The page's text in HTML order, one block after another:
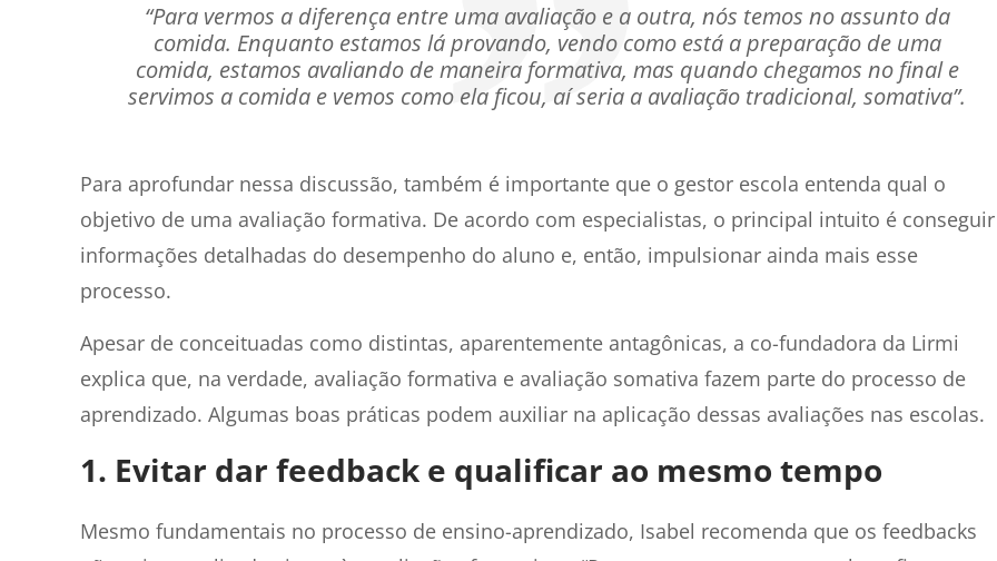
“Para vermos a diferença entre uma avaliação e a outra, nós temos no assunto da
comida. Enquanto estamos lá provando, vendo como está a preparação de uma
comida, estamos avaliando de maneira formativa, mas quando chegamos no final e
servimos a comida e vemos como ela ficou, aí seria a avaliação tradicional, somativa”.
Para aprofundar nessa discussão, também é importante que o gestor escola entenda qual o
objetivo de uma avaliação formativa. De acordo com especialistas, o principal intuito é conseguir
informações detalhadas do desempenho do aluno e, então, impulsionar ainda mais esse
processo.
Apesar de conceituadas como distintas, aparentemente antagônicas, a co-fundadora da Lirmi
explica que, na verdade, avaliação formativa e avaliação somativa fazem parte do processo de
aprendizado. Algumas boas práticas podem auxiliar na aplicação dessas avaliações nas escolas.
1. Evitar dar feedback e qualificar ao mesmo tempo
Mesmo fundamentais no processo de ensino-aprendizado, Isabel recomenda que os feedbacks